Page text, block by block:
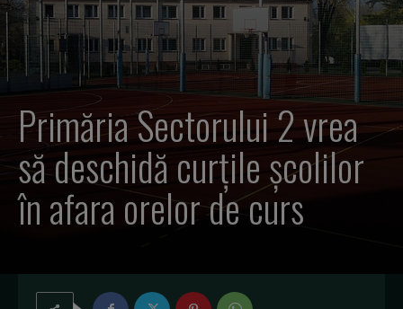
Primăria Sectorului 2 vrea
să deschidă curțile școlilor
în afara orelor de curs